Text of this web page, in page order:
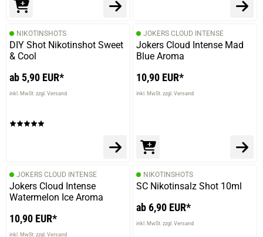
NIKOTINSHOTS
DIY Shot Nikotinshot Sweet
& Cool
ab 5,90 EUR*
inkl. MwSt. zzgl. Versand
JOKERS CLOUD INTENSE
Jokers Cloud Intense Mad
Blue Aroma
10,90 EUR*
inkl. MwSt. zzgl. Versand
JOKERS CLOUD INTENSE
Jokers Cloud Intense
Watermelon Ice Aroma
10,90 EUR*
inkl. MwSt. zzgl. Versand
NIKOTINSHOTS
SC Nikotinsalz Shot 10ml
ab 6,90 EUR*
inkl. MwSt. zzgl. Versand